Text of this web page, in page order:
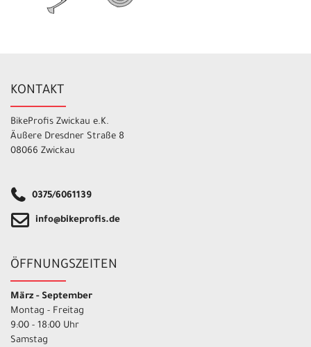
KONTAKT
BikeProfis Zwickau e.K.
Äußere Dresdner Straße 8
08066 Zwickau
0375/6061139
info@bikeprofis.de
ÖFFNUNGSZEITEN
März - September
Montag - Freitag
9:00 - 18:00 Uhr
Samstag